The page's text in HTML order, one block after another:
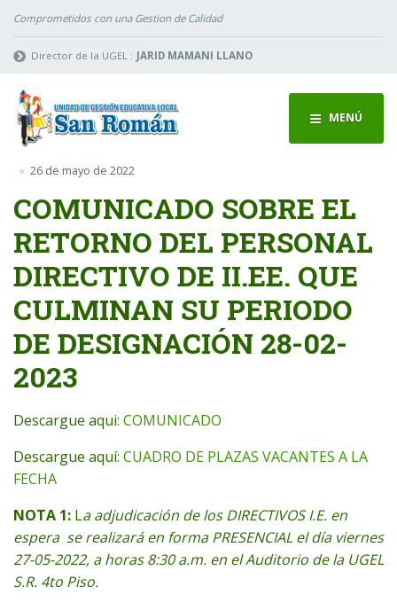
Comprometidos con una Gestion de Calidad
Director de la UGEL : JARID MAMANI LLANO
MENÚ
26 de mayo de 2022
COMUNICADO SOBRE EL
RETORNO DEL PERSONAL
DIRECTIVO DE II.EE. QUE
CULMINAN SU PERIODO
DE DESIGNACIÓN 28-02-
2023
Descargue aqui: COMUNICADO
Descargue aquí: CUADRO DE PLAZAS VACANTES A LA
FECHA
NOTA 1: La adjudicación de los DIRECTIVOS I.E. en
espera se realizará en forma PRESENCIAL el día viernes
27-05-2022, a horas 8:30 a.m. en el Auditorio de la UGEL
S.R. 4to Piso.